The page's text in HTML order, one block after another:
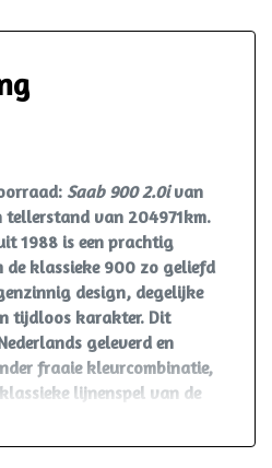
Saab 900 2.0ivan
tellerstand van 204971km.
1988 is een prachtig
klassieke 900 zo geliefd
design, degelijke
tijdloos karakter. Dit
geleverd en
fraaie kleurcombinatie,
lijnenspel van de